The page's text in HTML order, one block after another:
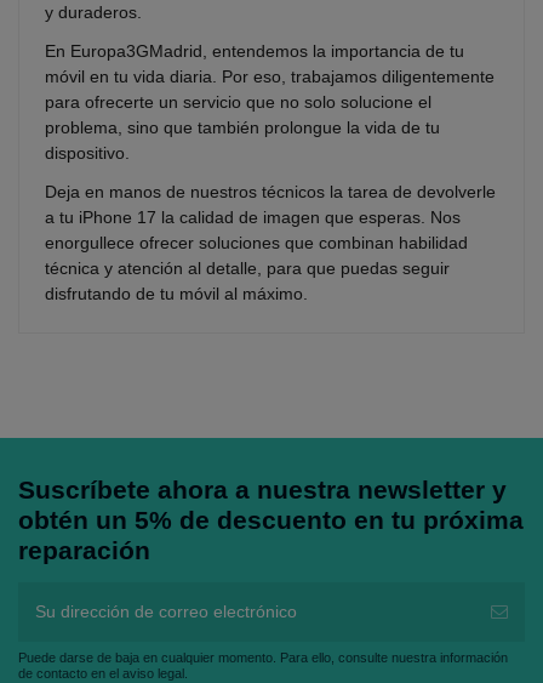
y duraderos.
En Europa3GMadrid, entendemos la importancia de tu
móvil en tu vida diaria. Por eso, trabajamos diligentemente
para ofrecerte un servicio que no solo solucione el
problema, sino que también prolongue la vida de tu
dispositivo.
Deja en manos de nuestros técnicos la tarea de devolverle
a tu iPhone 17 la calidad de imagen que esperas. Nos
enorgullece ofrecer soluciones que combinan habilidad
técnica y atención al detalle, para que puedas seguir
disfrutando de tu móvil al máximo.
Suscríbete ahora a nuestra newsletter y
obtén un 5% de descuento en tu próxima
reparación
Puede darse de baja en cualquier momento. Para ello, consulte nuestra información
de contacto en el aviso legal.